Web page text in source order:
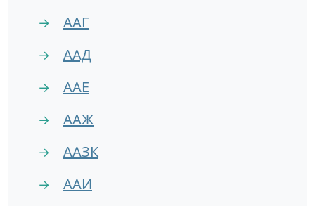
→ ААГ
→ ААД
→ ААЕ
→ ААЖ
→ ААЗК
→ ААИ